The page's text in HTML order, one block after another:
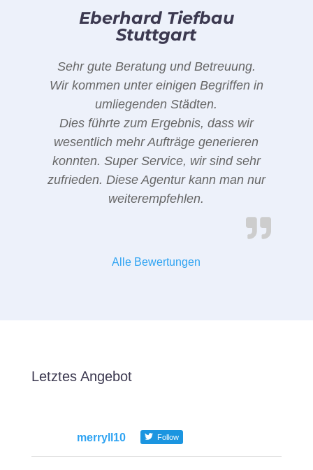
Eberhard Tiefbau
Stuttgart
Sehr gute Beratung und Betreuung.
Wir kommen unter einigen Begriffen in
umliegenden Städten.
Dies führte zum Ergebnis, dass wir
wesentlich mehr Aufträge generieren
konnten. Super Service, wir sind sehr
zufrieden. Diese Agentur kann man nur
weiterempfehlen.
Alle Bewertungen
Letztes Angebot
merryll10 Follow